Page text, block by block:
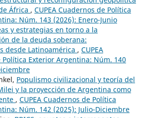
África , CUPEA Cuadernos de Política
Núm. 143 (2026): Enero-Junio
y estrategias en torno a la
de la deuda soberana:
desde Latinoamérica , CUPEA
Política Exterior Argentina: Núm. 140
Populismo civilizacional y teoría del
y la proyección de Argentina como
, CUPEA Cuadernos de Política
Núm. 142 (2025): Julio-Diciembre